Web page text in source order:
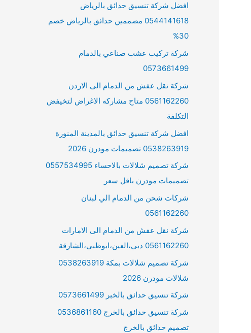
افضل شركة تنسيق حدائق بالرياض
0544141618 مصممين حدائق بالرياض خصم
30%
شركة تركيب عشب صناعي بالدمام
0573661499
شركة نقل عفش من الدمام الى الاردن
0561162260 متاح مشاركه الاغراض لتخيفض
التكلفة
افضل شركة تنسيق حدائق بالمدينة المنورة
0538263919 تصميمات مودرن 2026
شركة تصميم شلالات بالاحساء 0557534995
تصميمات مودرن باقل سعر
شركات شحن من الدمام الي لبنان
0561162260
شركة نقل عفش من الدمام الى الامارات
0561162260 دبي،العين،ابوظبي،الشارقة
شركة تصميم شلالات بمكة 0538263919
شلالات مودرن 2026
شركة تنسيق حدائق بالخبر 0573661499
شركة تنسيق حدائق بالخرج 0536861160
تصميم حدائق بالخرج